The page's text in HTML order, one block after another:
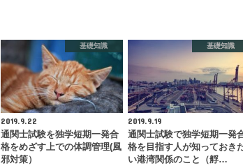
基礎知識
2019.9.22
通関士試験を独学短期一発合
格をめざす上での体調管理(風
邪対策）
基礎知識
2019.9.19
通関士試験で独学短期一発
格を目指す人が知っておき
い港湾関係のこと（艀…